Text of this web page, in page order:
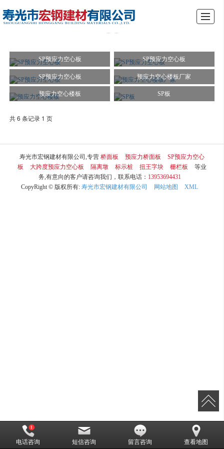
SP预应力空心板 SP预应力空心板
SP预应力空心板 预应力空心楼板厂家
预应力空心楼板 SP板
共 6 条记录 1 页
寿光市宏钢建材有限公司,专营 桥面板 预应力桥面板
SP预应力空心
板
大跨度预应力空心板 隔离墩 标示桩 扭王字块 栅栏板
等业
务,有意向的客户请咨询我们，联系电话： 13953694431
CopyRight © 版权所有: 寿光市宏钢建材有限公司 网站地图 XML
电话咨询 短信咨询 留言咨询 查看地图